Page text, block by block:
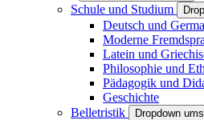
Schule und Studium
Deutsch und
Moderne
Latein und
Philosophie und
Pädagogik und
Geschichte
Belletristik
Dropdown